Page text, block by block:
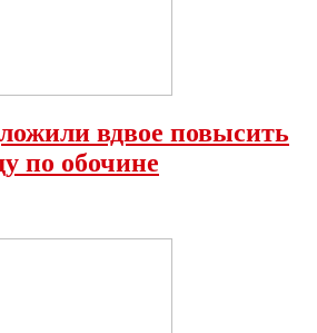
вдвое повысить
по обочине